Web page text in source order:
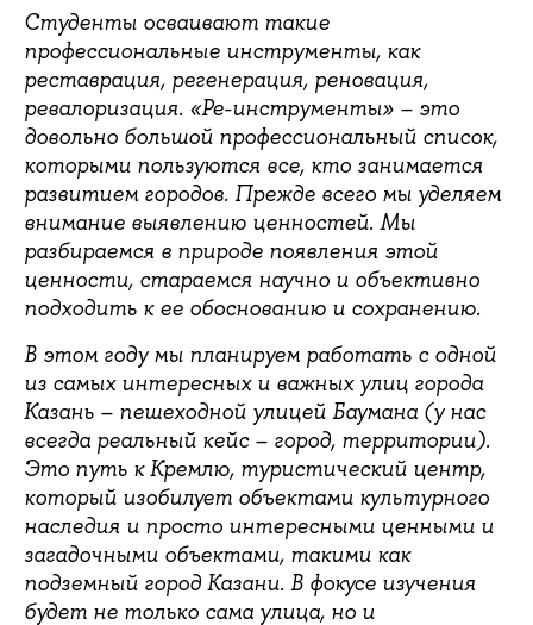
Студенты осваивают такие
профессиональные инструменты, как
реставрация, регенерация, реновация,
ревалоризация. «Ре-инструменты» – это
довольно большой профессиональный список,
которыми пользуются все, кто занимается
развитием городов. Прежде всего мы уделяем
внимание выявлению ценностей. Мы
разбираемся в природе появления этой
ценности, стараемся научно и объективно
подходить к ее обоснованию и сохранению.
В этом году мы планируем работать с одной
из самых интересных и важных улиц города
Казань – пешеходной улицей Баумана (у нас
всегда реальный кейс – город, территории).
Это путь к Кремлю, туристический центр,
который изобилует объектами культурного
наследия и просто интересными ценными и
загадочными объектами, такими как
подземный город Казани. В фокусе изучения
будет не только сама улица, но и